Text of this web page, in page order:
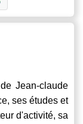
de Jean-claude
ses études et
d'activité, sa